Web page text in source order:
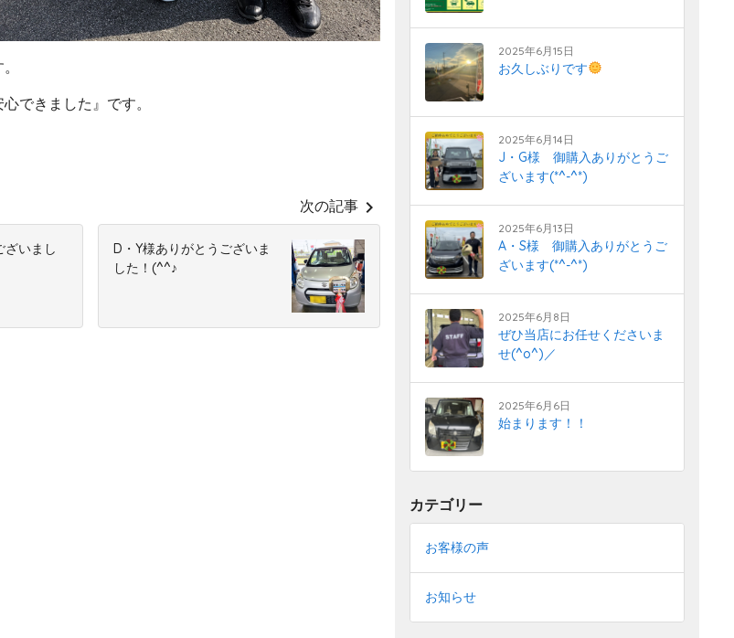
できました』です。
ざいまし
次の記事 chevron_right
D・Y様ありがとうございま
した！(^^♪
2025年6月15日
お久しぶりです
2025年6月14日
J・G様 御購入ありがとうご
ざいます(*^-^*)
2025年6月13日
A・S様 御購入ありがとうご
ざいます(*^-^*)
2025年6月8日
ぜひ当店にお任せくださいま
せ(^o^)／
2025年6月6日
始まります！！
カテゴリー
お客様の声
お知らせ